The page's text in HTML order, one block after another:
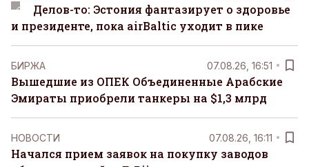
Делов-то: Эстония фантазирует о здоровье
и президенте, пока airBaltic уходит в пике
БИРЖА 07.08.26, 16:51
Вышедшие из ОПЕК Объединенные Арабские
Эмираты приобрели танкеры на $1,3 млрд
НОВОСТИ 07.08.26, 16:11
Начался прием заявок на покупку заводов